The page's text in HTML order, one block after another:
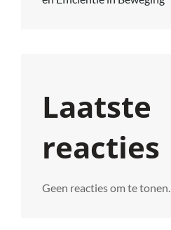
Laatste
reacties
Geen reacties om te tonen.